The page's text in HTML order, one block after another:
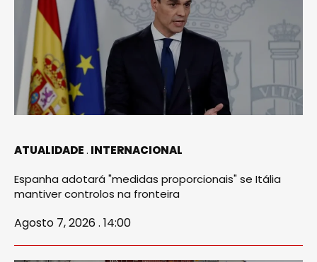
ATUALIDADE INTERNACIONAL
Espanha adotará "medidas proporcionais" se Itália
mantiver controlos na fronteira
Agosto 7, 2026 . 14:00